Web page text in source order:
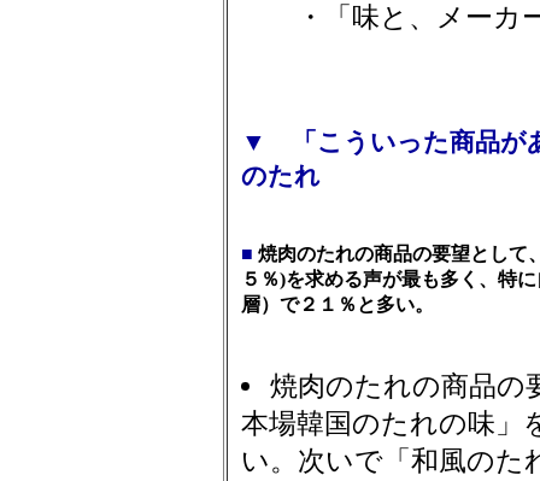
・「味と、メーカー
▼ 「こういった商品が
のたれ
■ 焼肉のたれの商品の要望として
５％)を求める声が最も多く、特
層）で２１％と多い。
焼肉のたれの商品の
本場韓国のたれの味」
い。次いで「和風のた